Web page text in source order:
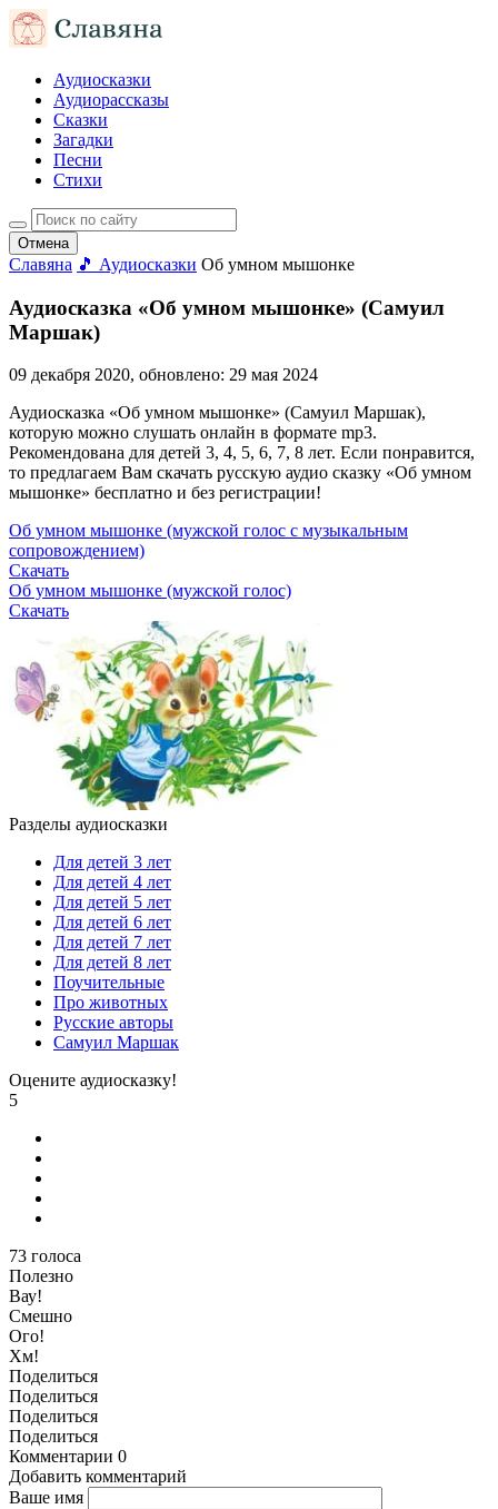
Аудиосказки
Аудиорассказы
Сказки
Загадки
Песни
Стихи
Отмена
Славяна 🎵 Аудиосказки Об умном мышонке
Аудиосказка «Об умном мышонке» (Самуил
Маршак)
09 декабря 2020, обновлено: 29 мая 2024
Аудиосказка «Об умном мышонке» (Самуил Маршак),
которую можно слушать онлайн в формате mp3.
Рекомендована для детей 3, 4, 5, 6, 7, 8 лет. Если понравится,
то предлагаем Вам скачать русскую аудио сказку «Об умном
мышонке» бесплатно и без регистрации!
Об умном мышонке (мужской голос с музыкальным
сопровождением)
Скачать
Об умном мышонке (мужской голос)
Скачать
Разделы аудиосказки
Для детей 3 лет
Для детей 4 лет
Для детей 5 лет
Для детей 6 лет
Для детей 7 лет
Для детей 8 лет
Поучительные
Про животных
Русские авторы
Самуил Маршак
Оцените аудиосказку!
5
73 голоса
Полезно
Вау!
Смешно
Ого!
Хм!
Поделиться
Поделиться
Поделиться
Поделиться
Комментарии 0
Добавить комментарий
Ваше имя